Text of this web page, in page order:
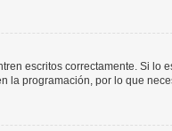
escritos correctamente. Si lo
la programación, por lo que